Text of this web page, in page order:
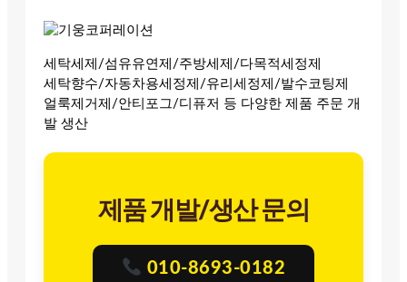
세탁세제/섬유유연제/주방세제/다목적세정제
세탁향수/자동차용세정제/유리세정제/발수코팅제
얼룩제거제/안티포그/디퓨저 등 다양한 제품 주문 개
발 생산
제품 개발/생산 문의
010-8693-0182